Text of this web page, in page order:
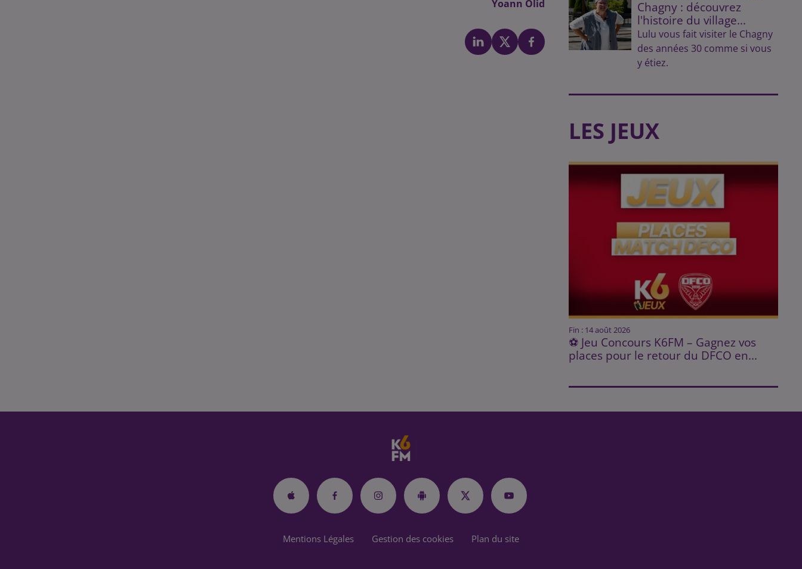
Yoann Olid
Chagny : découvrez
l'histoire du village...
Lulu vous fait visiter le Chagny
des années 30 comme si vous
y étiez.
LES JEUX
Fin : 14 août 2026
⚽ Jeu Concours K6FM – Gagnez vos
places pour le retour du DFCO en...
Mentions Légales Gestion des cookies Plan du site